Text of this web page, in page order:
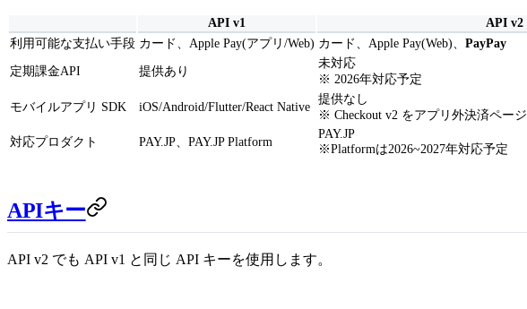
API v1
API v2
利用可能な支払い手段 カード、Apple Pay(アプリ/Web) カード、Apple Pay(Web)、 PayPay
定期課金API 提供あり
未対応
※ 2026年対応予定
モバイルアプリ SDK iOS/Android/Flutter/React Native
提供なし
※ Checkout v2 をアプリ外決済ペー
対応プロダクト
PAY.JP、PAY.JP Platform
PAY.JP
※Platformは2026~2027年対応予定
APIキー
API v2 でも API v1 と同じ API キーを使用します。